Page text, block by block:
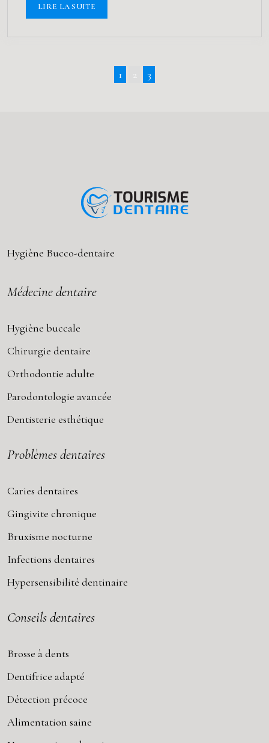
LIRE LA SUITE
1 2 3
Hygiène Bucco-dentaire
Médecine dentaire
Hygiène buccale
Chirurgie dentaire
Orthodontie adulte
Parodontologie avancée
Dentisterie esthétique
Problèmes dentaires
Caries dentaires
Gingivite chronique
Bruxisme nocturne
Infections dentaires
Hypersensibilité dentinaire
Conseils dentaires
Brosse à dents
Dentifrice adapté
Détection précoce
Alimentation saine